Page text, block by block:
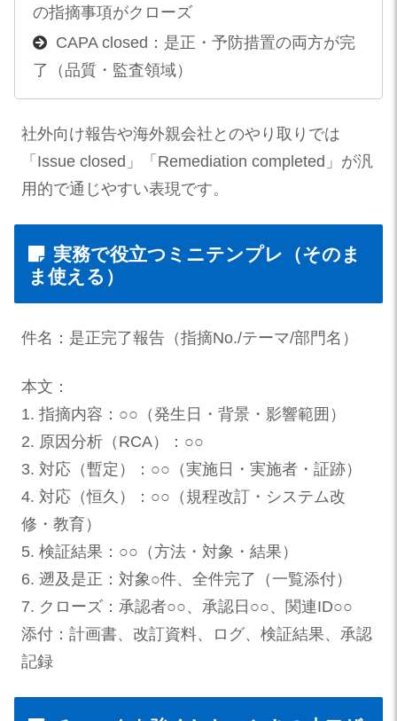
の指摘事項がクローズ
CAPA closed：是正・予防措置の両方が完
了（品質・監査領域）
社外向け報告や海外親会社とのやり取りでは
「Issue closed」「Remediation completed」が汎
用的で通じやすい表現です。
実務で役立つミニテンプレ（そのま
ま使える）
件名：是正完了報告（指摘No./テーマ/部門名）
本文：
1. 指摘内容：○○（発生日・背景・影響範囲）
2. 原因分析（RCA）：○○
3. 対応（暫定）：○○（実施日・実施者・証跡）
4. 対応（恒久）：○○（規程改訂・システム改
修・教育）
5. 検証結果：○○（方法・対象・結果）
6. 遡及是正：対象○件、全件完了（一覧添付）
7. クローズ：承認者○○、承認日○○、関連ID○○
添付：計画書、改訂資料、ログ、検証結果、承認
記録